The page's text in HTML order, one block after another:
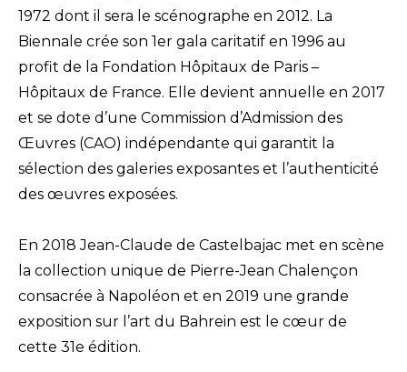
1972 dont il sera le scénographe en 2012. La
Biennale crée son 1er gala caritatif en 1996 au
profit de la Fondation Hôpitaux de Paris –
Hôpitaux de France. Elle devient annuelle en 2017
et se dote d’une Commission d’Admission des
Œuvres (CAO) indépendante qui garantit la
sélection des galeries exposantes et l’authenticité
des œuvres exposées.
En 2018 Jean-Claude de Castelbajac met en scène
la collection unique de Pierre-Jean Chalençon
consacrée à Napoléon et en 2019 une grande
exposition sur l’art du Bahrein est le cœur de
cette 31e édition.